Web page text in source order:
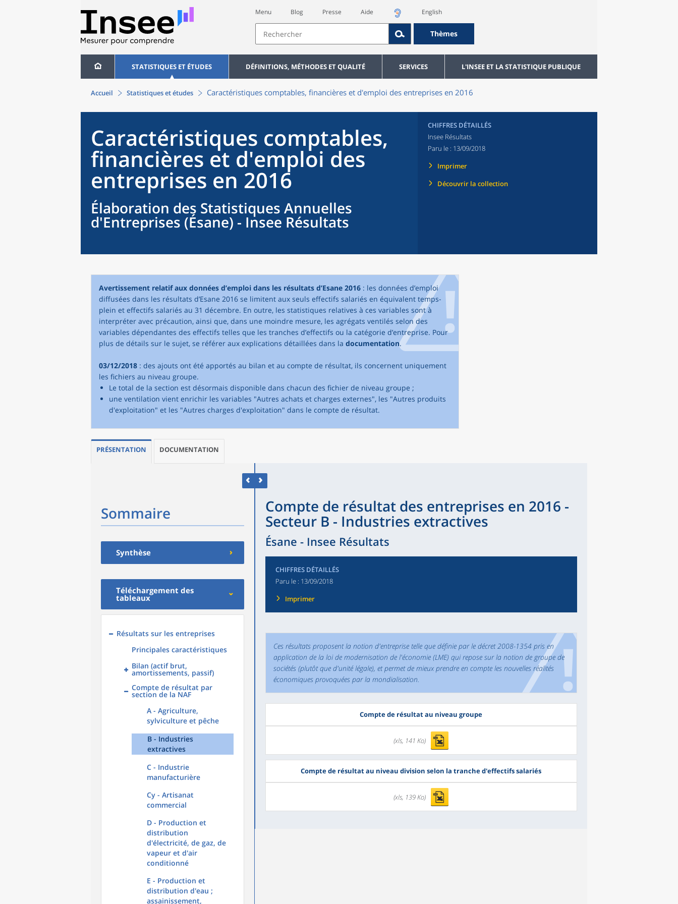
Menu Blog Presse Aide English
Thèmes
STATISTIQUES ET ÉTUDES DÉFINITIONS, MÉTHODES ET QUALITÉ SERVICES L'INSEE ET LA STATISTIQUE PUBLIQUE
Accueil Statistiques et études Caractéristiques comptables, financières et d'emploi des entreprises en 2016
Caractéristiques comptables,
financières et d'emploi des
entreprises en 2016
Élaboration des Statistiques Annuelles
d'Entreprises (Ésane) - Insee Résultats
CHIFFRES DÉTAILLÉS
Insee Résultats
Paru le : 13/09/2018
Imprimer
Découvrir la collection
Avertissement relatif aux données d’emploi dans les résultats d’Esane 2016 : les données d’emploi
diffusées dans les résultats d’Esane 2016 se limitent aux seuls effectifs salariés en équivalent temps-
plein et effectifs salariés au 31 décembre. En outre, les statistiques relatives à ces variables sont à
interpréter avec précaution, ainsi que, dans une moindre mesure, les agrégats ventilés selon des
variables dépendantes des effectifs telles que les tranches d’effectifs ou la catégorie d’entreprise. Pour
plus de détails sur le sujet, se référer aux explications détaillées dans la documentation.
03/12/2018 : des ajouts ont été apportés au bilan et au compte de résultat, ils concernent uniquement
les fichiers au niveau groupe.
Le total de la section est désormais disponible dans chacun des fichier de niveau groupe ;
une ventilation vient enrichir les variables "Autres achats et charges externes", les "Autres produits
d'exploitation" et les "Autres charges d'exploitation" dans le compte de résultat.
PRÉSENTATION DOCUMENTATION
Sommaire
Synthèse
Téléchargement des
tableaux
Résultats sur les entreprises
Principales caractéristiques
Bilan (actif brut,
amortissements, passif)
Compte de résultat par
section de la NAF
A - Agriculture,
sylviculture et pêche
B - Industries
extractives
C - Industrie
manufacturière
Cy - Artisanat
commercial
D - Production et
distribution
d'électricité, de gaz, de
vapeur et d'air
conditionné
E - Production et
distribution d'eau ;
assainissement,
Compte de résultat des entreprises en 2016 -
Secteur B - Industries extractives
Ésane - Insee Résultats
CHIFFRES DÉTAILLÉS
Paru le : 13/09/2018
Imprimer
Ces résultats proposent la notion d'entreprise telle que définie par le décret 2008-1354 pris en
application de la loi de modernisation de l'économie (LME) qui repose sur la notion de groupe de
sociétés (plutôt que d'unité légale), et permet de mieux prendre en compte les nouvelles réalités
économiques provoquées par la mondialisation.
Compte de résultat au niveau groupe
(xls, 141 Ko)
Compte de résultat au niveau division selon la tranche d'effectifs salariés
(xls, 139 Ko)